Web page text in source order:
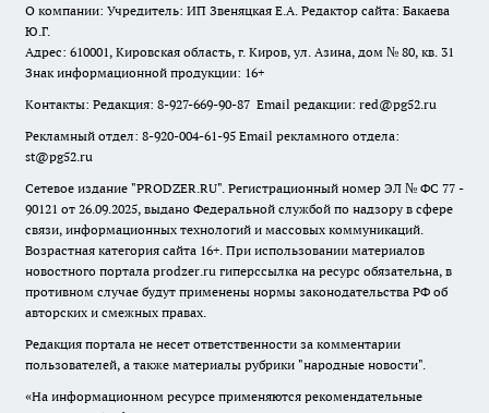
О компании: Учредитель: ИП Звеняцкая Е.А. Редактор сайта: Бакаева
Ю.Г.
Адрес: 610001, Кировская область, г. Киров, ул. Азина, дом № 80, кв. 31
Знак информационной продукции: 16+
Контакты: Редакция: 8-927-669-90-87 Email редакции: red@pg52.ru
Рекламный отдел: 8-920-004-61-95 Email рекламного отдела:
st@pg52.ru
Сетевое издание "PRODZER.RU". Регистрационный номер ЭЛ № ФС 77 -
90121 от 26.09.2025, выдано Федеральной службой по надзору в сфере
связи, информационных технологий и массовых коммуникаций.
Возрастная категория сайта 16+. При использовании материалов
новостного портала prodzer.ru гиперссылка на ресурс обязательна, в
противном случае будут применены нормы законодательства РФ об
авторских и смежных правах.
Редакция портала не несет ответственности за комментарии
пользователей, а также материалы рубрики "народные новости".
«На информационном ресурсе применяются рекомендательные